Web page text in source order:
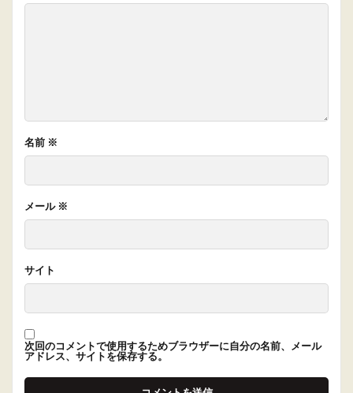
名前 ※
メール ※
サイト
次回のコメントで使用するためブラウザーに自分の名前、メール
アドレス、サイトを保存する。